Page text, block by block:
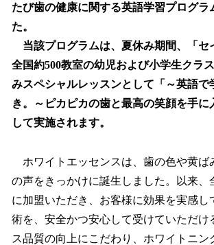
たび歯の健康に関する英語学習プログラ
た。
当該プログラムは、夏休み期間、「セ
全国約500教室の幼児および小学生クラ
みスペシャルレッスンとして「～英語で
き。～ピカピカの歯と最高の笑顔を手に
して実施されます。
ホワイトエッセンスは、歯の色や黄ば
の声をきっかけに誕生しました。以来、
に加盟いただき、お客様に効果を実感し
術を、安全かつ安心して受けていただけ
ス品質の向上にこだわり、ホワイトニン